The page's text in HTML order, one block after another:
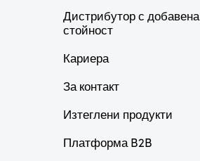
Дистрибутор с добавена
стойност
Кариера
За контакт
Изтеглени продукти
Платформа B2B